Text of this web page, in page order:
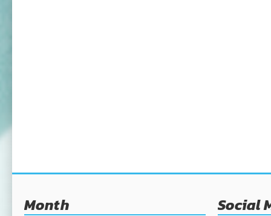
Month Social